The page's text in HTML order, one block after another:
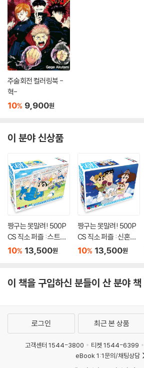
주술회전 컬러링북 -
혁-
10% 9,900원
이 분야 신상품
짱구는 못말려! 500P
CS 직소 퍼즐 : 스트라
이커
10% 13,500원
짱구는 못말려! 500P
CS 직소 퍼즐 : 신혼여
행 허리케인
10% 13,500원
이 책을 구입하신 분들이 산 분야 책
로그인 최근 본 상품
고객센터 1544-3800 티켓 1544-6399
eBook 1:1문의/채팅상담